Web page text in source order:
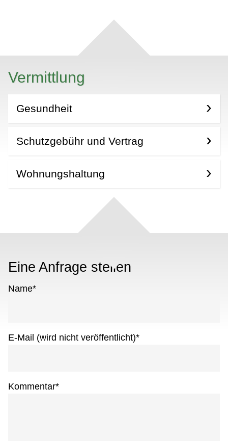
Vermittlung
Gesundheit
Schutzgebühr und Vertrag
Wohnungshaltung
Eine Anfrage stellen
Name*
E-Mail (wird nicht veröffentlicht)*
Kommentar*